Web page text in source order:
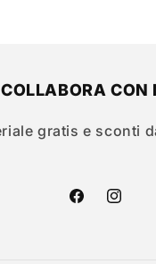
COLLABORA CON
gratis e sconti
Facebook